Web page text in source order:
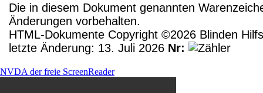
Die in diesem Dokument genannten
Änderungen vorbehalten.
HTML-Dokumente Copyright ©2026 Blinden
letzte Änderung: 13. Juli 2026 Nr:
NVDA der freie ScreenReader